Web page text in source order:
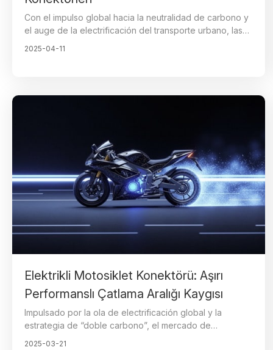
Con el impulso global hacia la neutralidad de carbono y
el auge de la electrificación del transporte urbano, las
motocicletas eléctricas, triciclos, bicicletas de playa y
las ventas mundiales de motocicletas eléctricas
funcionamiento estable y la seguridad de estos
2025-04-11
Elektrikli Motosiklet Konektörü: Aşırı
Performanslı Çatlama Aralığı Kaygısı
Impulsado por la ola de electrificación global y la
estrategia de “doble carbono”, el mercado de
2025-03-21